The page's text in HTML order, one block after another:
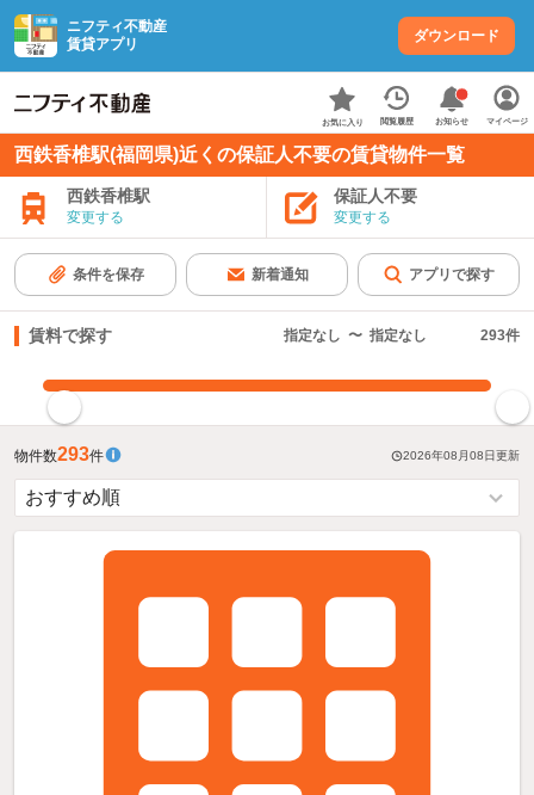
ニフティ不動産
賃貸アプリ
ダウンロード
お気に入り 閲覧履歴 お知らせ マイページ
西鉄香椎駅(福岡県)近くの保証人不要の賃貸物件一覧
西鉄香椎駅
変更する
保証人不要
変更する
条件を保存 新着通知 アプリで探す
賃料で探す 指定なし 〜 指定なし 293件
物件数293件 2026年08月08日更新